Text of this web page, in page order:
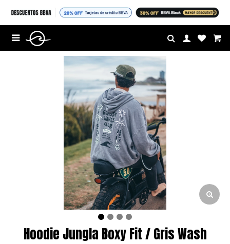


Hoodie Jungla Boxy Fit / Gris Wash